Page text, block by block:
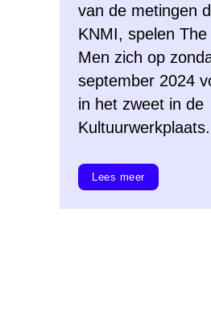
van de metingen
KNMI, spelen
Men zich op
september 2024
in het zweet in de
Lees meer